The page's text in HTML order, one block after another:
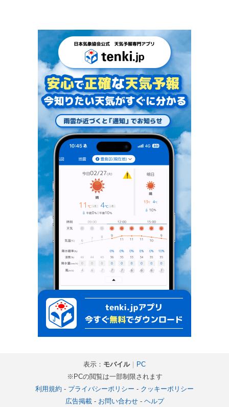
表示： モバイル｜ PC
※PCの閲覧は一部制限されます
利用規約 - プライバシーポリシー - クッキーポリシー
広告掲載- お問い合わせ- ヘルプ